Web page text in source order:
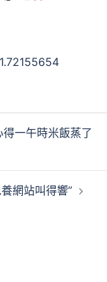
一午時米飯蒸了
網站叫得響”